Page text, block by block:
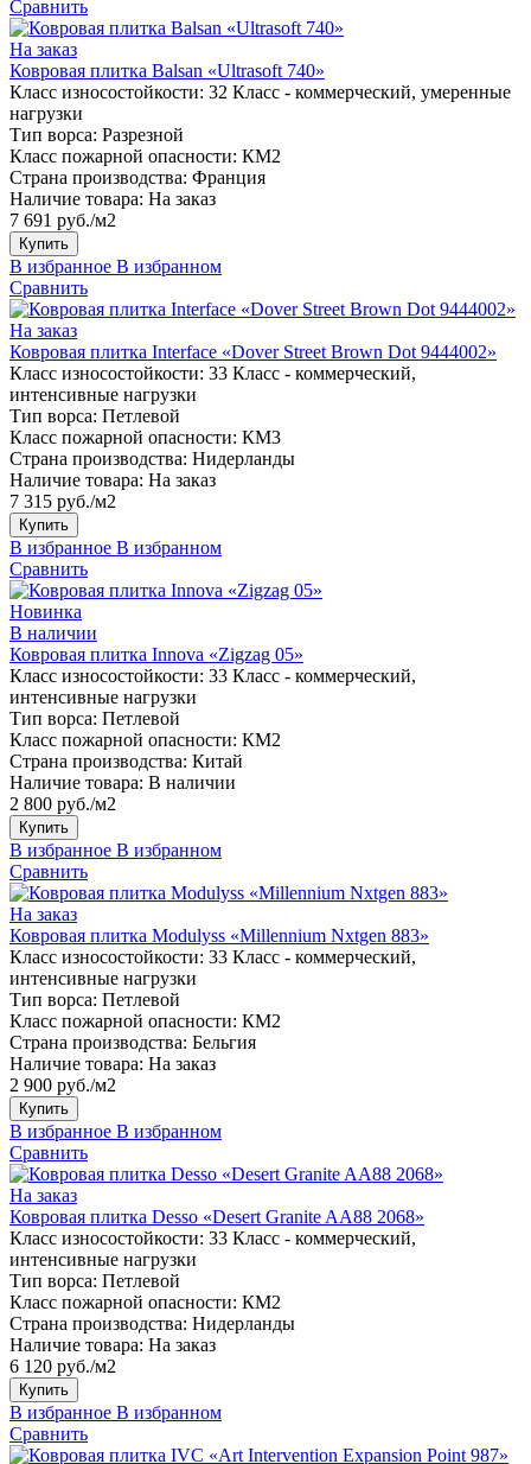
Сравнить
На заказ
Ковровая плитка Balsan «Ultrasoft 740»
Класс износостойкости: 32 Класс - коммерческий, умеренные
нагрузки
Тип ворса: Разрезной
Класс пожарной опасности: КМ2
Страна производства: Франция
Наличие товара: На заказ
7 691 руб./м2
Купить
В избранное В избранном
Сравнить
На заказ
Ковровая плитка Interface «Dover Street Brown Dot 9444002»
Класс износостойкости: 33 Класс - коммерческий,
интенсивные нагрузки
Тип ворса: Петлевой
Класс пожарной опасности: КМ3
Страна производства: Нидерланды
Наличие товара: На заказ
7 315 руб./м2
Купить
В избранное В избранном
Сравнить
Новинка
В наличии
Ковровая плитка Innova «Zigzag 05»
Класс износостойкости: 33 Класс - коммерческий,
интенсивные нагрузки
Тип ворса: Петлевой
Класс пожарной опасности: КМ2
Страна производства: Китай
Наличие товара: В наличии
2 800 руб./м2
Купить
В избранное В избранном
Сравнить
На заказ
Ковровая плитка Modulyss «Millennium Nxtgen 883»
Класс износостойкости: 33 Класс - коммерческий,
интенсивные нагрузки
Тип ворса: Петлевой
Класс пожарной опасности: КМ2
Страна производства: Бельгия
Наличие товара: На заказ
2 900 руб./м2
Купить
В избранное В избранном
Сравнить
На заказ
Ковровая плитка Desso «Desert Granite AA88 2068»
Класс износостойкости: 33 Класс - коммерческий,
интенсивные нагрузки
Тип ворса: Петлевой
Класс пожарной опасности: КМ2
Страна производства: Нидерланды
Наличие товара: На заказ
6 120 руб./м2
Купить
В избранное В избранном
Сравнить